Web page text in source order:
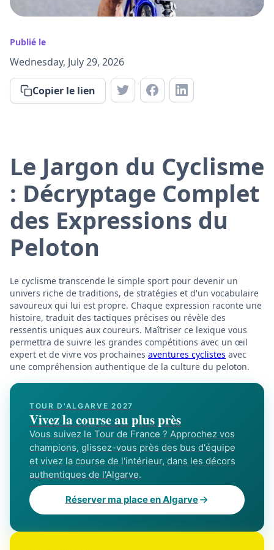
Publié le
Wednesday, July 29, 2026
Copier le lien
Le Jargon du Cyclisme
: Décryptage Complet
des Expressions du
Peloton
Le cyclisme transcende le simple sport pour devenir un
univers riche de traditions, de stratégies et d'un vocabulaire
savoureux qui lui est propre. Chaque expression raconte une
histoire, traduit des tactiques précises ou révèle des
ressentis uniques aux coureurs. Maîtriser ce lexique vous
permettra de suivre les grandes compétitions avec un œil
expert et de vivre vos prochaines aventures cyclistes avec
une compréhension authentique de la culture du peloton.
TOUR D'ALGARVE 2027
Vivez la course au plus près
Vous suivez le Tour de France ? Approchez vos
champions, glissez-vous près des bus d'équipe
et vivez la course de l'intérieur, dans les décors
authentiques de l'Algarve.
Réserver ma place en Algarve